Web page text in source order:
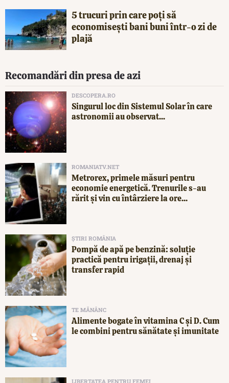
5 trucuri prin care poți să
economisești bani buni într-o zi de
plajă
Recomandări din presa de azi
DESCOPERA.RO
Singurul loc din Sistemul Solar în care
astronomii au observat...
ROMANIATV.NET
Metrorex, primele măsuri pentru
economie energetică. Trenurile s-au
rărit și vin cu întârziere la ore...
ȘTIRI ROMÂNIA
Pompă de apă pe benzină: soluție
practică pentru irigații, drenaj și
transfer rapid
TE MĂNÂNC
Alimente bogate în vitamina C și D. Cum
le combini pentru sănătate și imunitate
LIBERTATEA PENTRU FEMEI